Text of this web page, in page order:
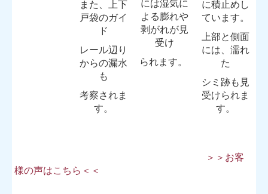
また、上下
戸袋のガイ
ド
レール辺り
からの漏水
も
考察されま
す。
には湿気に
よる膨れや
剥がれが見
受け
られます。
に積止めし
ています。
上部と側面
には、濡れ
た
シミ跡も見
受けられま
す。
＞＞お客
様の声はこちら＜＜